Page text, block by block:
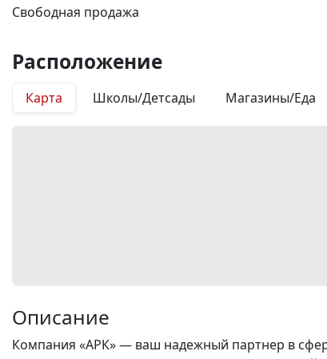
Свободная продажа
Расположение
Карта Школы/Детсады Магазины/Еда
Описание
Компания «АРК» — ваш надежный партнер в